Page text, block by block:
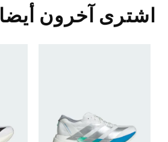
اشترى آخرون أيضا